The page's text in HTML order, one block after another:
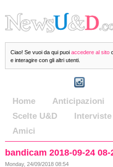
Ciao! Se vuoi da qui puoi accedere al sito
e interagire con gli altri utenti.
Home Anticipazioni
Scelte U&D
Interviste
Amici
bandicam 2018-09-24 08-
Monday, 24/09/2018 08:54